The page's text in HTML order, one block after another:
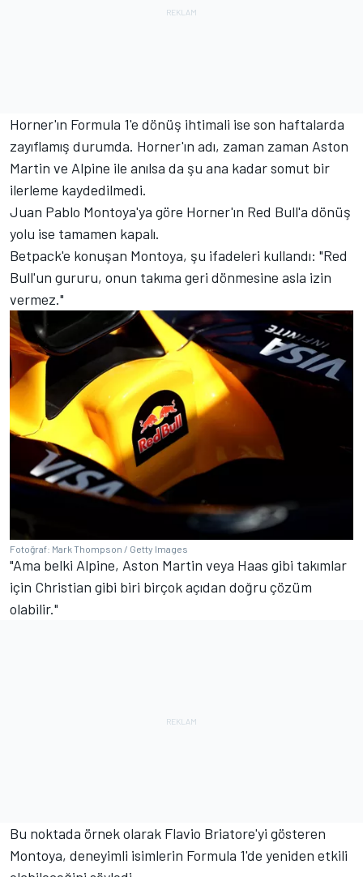
Horner'ın Formula 1'e dönüş ihtimali ise son haftalarda
zayıflamış durumda. Horner'ın adı, zaman zaman Aston
Martin ve Alpine ile anılsa da şu ana kadar somut bir
ilerleme kaydedilmedi.
Juan Pablo Montoya'ya göre Horner'ın Red Bull'a dönüş
yolu ise tamamen kapalı.
Betpack'e konuşan Montoya, şu ifadeleri kullandı: "Red
Bull'un gururu, onun takıma geri dönmesine asla izin
vermez."
Fotoğraf: Mark Thompson / Getty Images
"Ama belki Alpine, Aston Martin veya Haas gibi takımlar
için Christian gibi biri birçok açıdan doğru çözüm
olabilir."
Bu noktada örnek olarak Flavio Briatore'yi gösteren
Montoya, deneyimli isimlerin Formula 1'de yeniden etkili